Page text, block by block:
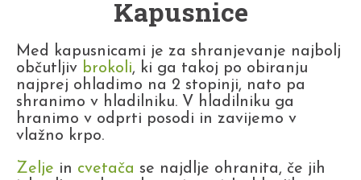
Kapusnice
Med kapusnicami je za shranjevanje najbolj
občutljiv brokoli, ki ga takoj po obiranju
najprej ohladimo na 2 stopinji, nato pa
shranimo v hladilniku. V hladilniku ga
hranimo v odprti posodi in zavijemo v
vlažno krpo.
Zelje in cvetača se najdlje ohranita, če jih